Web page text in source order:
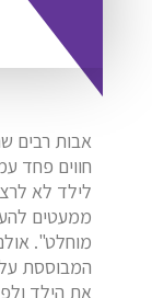
אבות רבים
חווים פחד
לילד לא
ממעטים
מוחלט".
המבוססת
את הילד